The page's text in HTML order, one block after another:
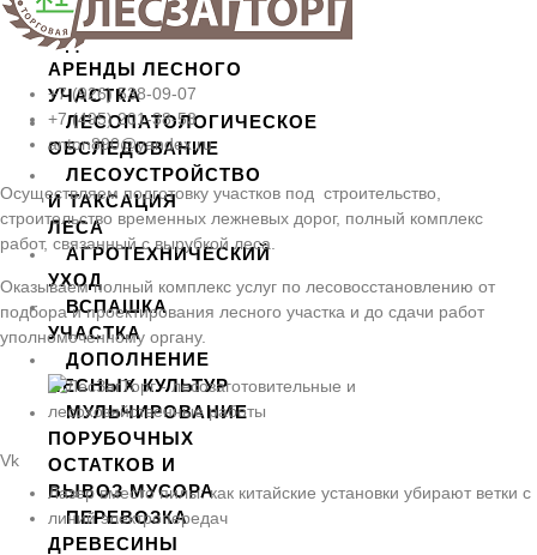
ЛЕСОВОССТАНОВЛЕНИЯ
ДОГОВОРА
АРЕНДЫ ЛЕСНОГО
УЧАСТКА
ЛЕСОПАТОЛОГИЧЕСКОЕ
ОБСЛЕДОВАНИЕ
ЛЕСОУСТРОЙСТВО
И ТАКСАЦИЯ
ЛЕСА
АГРОТЕХНИЧЕСКИЙ
УХОД
ВСПАШКА
УЧАСТКА
ДОПОЛНЕНИЕ
ЛЕСНЫХ КУЛЬТУР
МУЛЬЧИРОВАНИЕ
ПОРУБОЧНЫХ
ОСТАТКОВ И
ВЫВОЗ МУСОРА
ПЕРЕВОЗКА
ДРЕВЕСИНЫ
+7 (926) 538-09-07
+7 (495) 201-38-53
anton890@yandex.ru
Осуществляем подготовку участков под строительство,
строительство временных лежневых дорог, полный комплекс
работ, связанный с вырубкой леса.
Оказываем полный комплекс услуг по лесовосстановлению от
подбора и проектирования лесного участка и до сдачи работ
уполномоченному органу.
Vk
Лазер вместо пилы: как китайские установки убирают ветки с
линий электропередач